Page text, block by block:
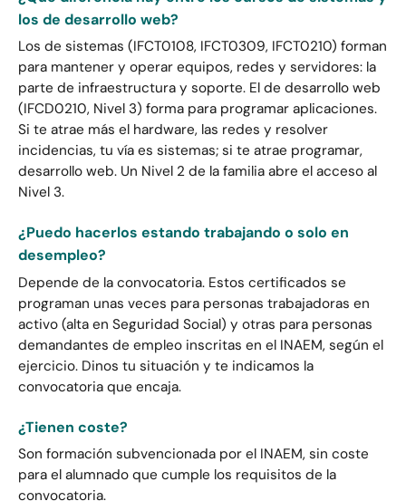
los de desarrollo web?
Los de sistemas (IFCT0108, IFCT0309, IFCT0210) forman
para mantener y operar equipos, redes y servidores: la
parte de infraestructura y soporte. El de desarrollo web
(IFCD0210, Nivel 3) forma para programar aplicaciones.
Si te atrae más el hardware, las redes y resolver
incidencias, tu vía es sistemas; si te atrae programar,
desarrollo web. Un Nivel 2 de la familia abre el acceso al
Nivel 3.
¿Puedo hacerlos estando trabajando o solo en
desempleo?
Depende de la convocatoria. Estos certificados se
programan unas veces para personas trabajadoras en
activo (alta en Seguridad Social) y otras para personas
demandantes de empleo inscritas en el INAEM, según el
ejercicio. Dinos tu situación y te indicamos la
convocatoria que encaja.
¿Tienen coste?
Son formación subvencionada por el INAEM, sin coste
para el alumnado que cumple los requisitos de la
convocatoria.